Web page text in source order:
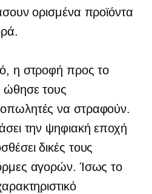
ορισμένα προϊόντα
η στροφή προς το
ώθησε τους
να στραφούν.
την ψηφιακή εποχή
δικές τους
αγορών. Ίσως το